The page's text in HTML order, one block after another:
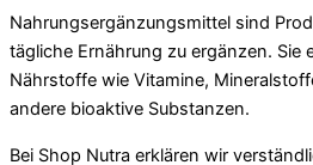
Nahrungsergänzungsmittel sind
tägliche Ernährung zu ergänzen. Sie
Nährstoffe wie Vitamine,
andere bioaktive Substanzen.
Bei Shop Nutra erklären wir